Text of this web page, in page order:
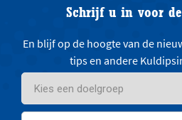
Schrijf u in voor
En blijf op de hoogte van de
tips en andere